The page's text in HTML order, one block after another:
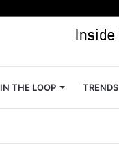
IN THE LOOP TRENDS